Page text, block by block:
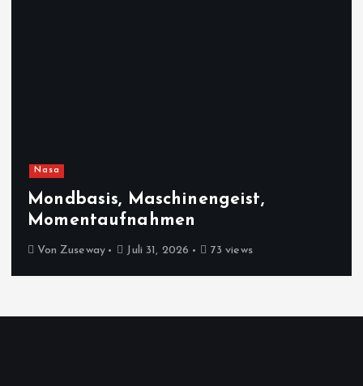
Nasa
Mondbasis, Maschinengeist,
Momentaufnahmen
Von Zuseway Juli 31, 2026 73 views